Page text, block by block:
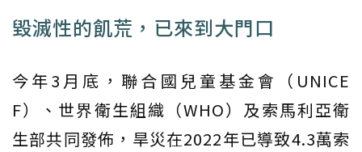
毀滅性的飢荒，已來到大門口
今年3月底，聯合國兒童基金會（UNICE
F）、世界衛生組織（WHO）及索馬利亞衛
生部共同發佈，旱災在2022年已導致4.3萬索